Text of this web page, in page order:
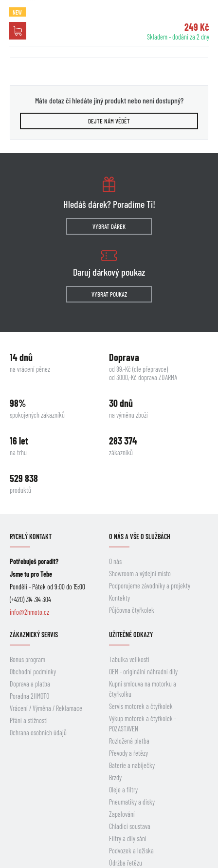
NEW
249 Kč
Skladem - dodání za 2 dny
Máte dotaz či hledáte jiný produkt nebo není dostupný?
DEJTE NÁM VĚDĚT
Hledáš dárek? Poradíme Ti!
VYBRAT DÁREK
Daruj dárkový poukaz
VYBRAT POUKAZ
14 dnů
na vrácení pěnez
Doprava
od 89,-Kč (dle přepravce)
od 3000,-Kč doprava ZDARMA
98%
spokojených zákazníků
30 dnů
na výměnu zboží
16 let
na trhu
283 374
zákazníků
529 838
produktů
RYCHLÝ KONTAKT
Potřebuješ poradit?
Jsme tu pro Tebe
Pondělí - Pátek od 9:00 do 15:00
(+420) 314 314 304
info@2hmoto.cz
O NÁS A VŠE O SLUŽBÁCH
O nás
Showroom a výdejní místo
Podporujeme závodníky a projekty
Kontakty
Půjčovna čtyřkolek
ZÁKAZNICKÝ SERVIS
Bonus program
Obchodní podmínky
Doprava a platba
Poradna 2HMOTO
Vrácení / Výměna / Reklamace
Přání a stížnosti
Ochrana osobních údajů
UŽITEČNÉ ODKAZY
Tabulka velikostí
OEM - originální náhradní díly
Kupní smlouva na motorku a
čtyřkolku
Servis motorek a čtyřkolek
Výkup motorek a čtyřkolek -
POZASTAVEN
Rozložená platba
Převody a řetězy
Baterie a nabíječky
Brzdy
Oleje a filtry
Pneumatiky a disky
Zapalování
Chladicí soustava
Filtry a díly sání
Podvozek a ložiska
Údržba řetězu